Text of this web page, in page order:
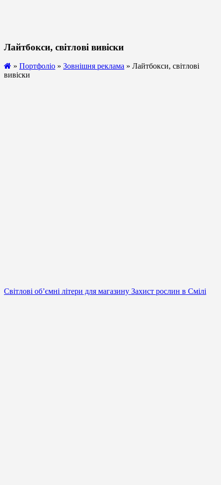
Лайтбокси, світлові вивіски
» Портфоліо » Зовнішня реклама » Лайтбокси, світлові
вивіски
Світлові об’ємні літери для магазину Захист рослин в Смілі